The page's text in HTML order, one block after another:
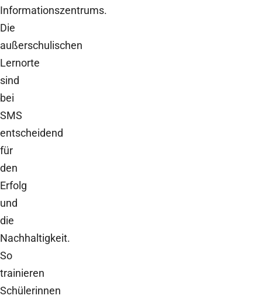
Informationszentrums.
Die
außerschulischen
Lernorte
sind
bei
SMS
entscheidend
für
den
Erfolg
und
die
Nachhaltigkeit.
So
trainieren
Schülerinnen